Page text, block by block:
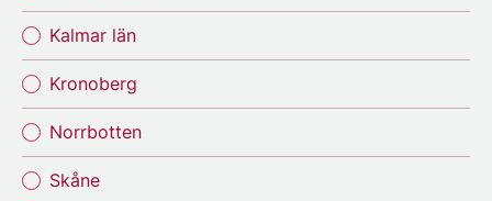
Kalmar län
Kronoberg
Norrbotten
Skåne